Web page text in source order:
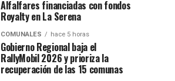
Alfalfares financiadas con fondos
Royalty en La Serena
COMUNALES hace 5 horas
Gobierno Regional baja el
RallyMobil 2026 y prioriza la
recuperación de las 15 comunas